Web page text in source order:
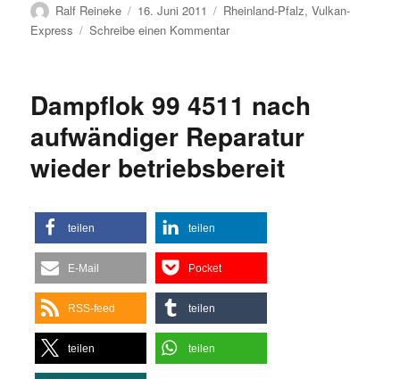
Autor
Ralf Reineke
Veröffentlicht
am
16. Juni 2011 Kategorien
Rheinland-Pfalz,Vulkan-
Express
Schreibe einen Kommentarzu
am
aus
Gießener
Zeitung
Dampflok 99 4511 nach
aufwändiger Reparatur
wieder betriebsbereit
teilen teilen
E-Mail Pocket
RSS-feed teilen
teilen teilen